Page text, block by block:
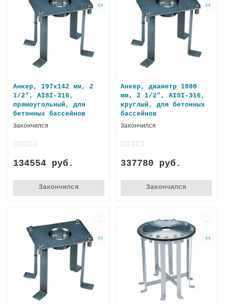
Анкер, 197х142 мм, 2
1/2", AISI-316,
прямоугольный, для
бетонных бассейнов
Закончился
134554 руб.
Закончился
Анкер, диаметр 1000
мм, 2 1/2", AISI-316,
круглый, для бетонных
бассейнов
Закончился
337780 руб.
Закончился